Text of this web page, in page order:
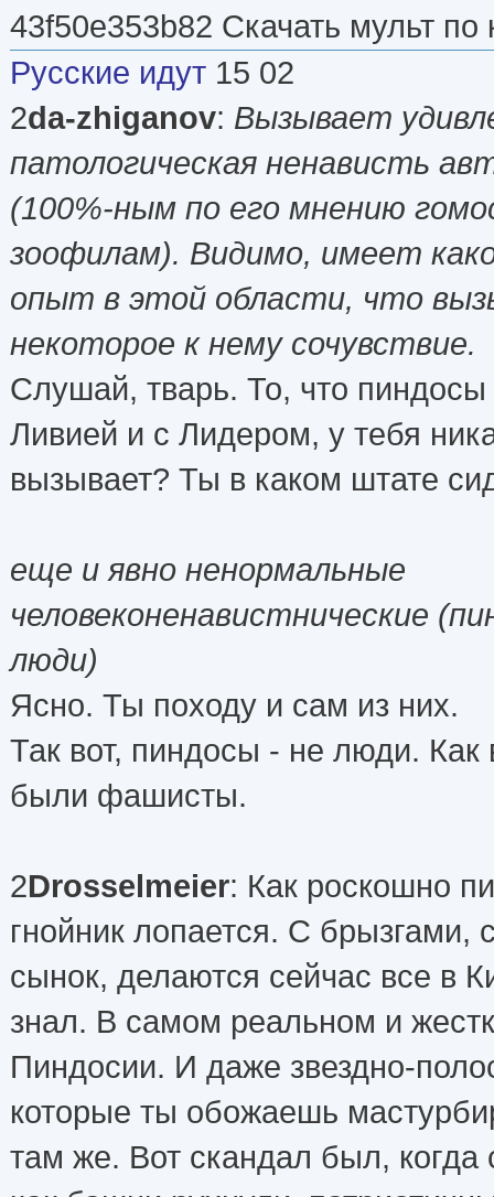
43f50e353b82 Скачать мульт по
Русские идут 15 02
2da-zhiganov: Вызывает
патологическая ненависть
(100%-ным по его мнению
зоофилам). Видимо, имеет
опыт в этой области, что
некоторое к нему сочувствие.
Слушай, тварь. То, что
Ливией и с Лидером, у тебя
вызывает? Ты в каком штате
еще и явно ненормальные
человеконенавистнические
люди)
Ясно. Ты походу и сам из них.
Так вот, пиндосы - не люди. Как
были фашисты.
2Drosselmeier: Как роскошно
гнойник лопается. С
сынок, делаются сейчас все в
знал. В самом реальном и
Пиндосии. И даже звездно-
которые ты обожаешь
там же. Вот скандал был, когда